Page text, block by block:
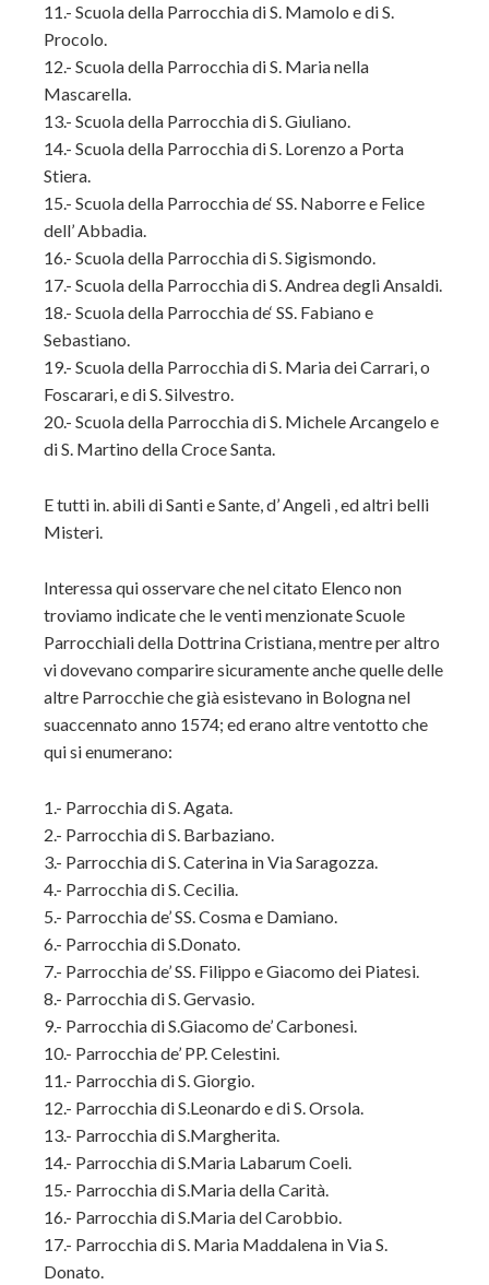
11.- Scuola della Parrocchia di S. Mamolo e di S.
Procolo.
12.- Scuola della Parrocchia di S. Maria nella
Mascarella.
13.- Scuola della Parrocchia di S. Giuliano.
14.- Scuola della Parrocchia di S. Lorenzo a Porta
Stiera.
15.- Scuola della Parrocchia de‘ SS. Naborre e Felice
dell’ Abbadia.
16.- Scuola della Parrocchia di S. Sigismondo.
17.- Scuola della Parrocchia di S. Andrea degli Ansaldi.
18.- Scuola della Parrocchia de‘ SS. Fabiano e
Sebastiano.
19.- Scuola della Parrocchia di S. Maria dei Carrari, o
Foscarari, e di S. Silvestro.
20.- Scuola della Parrocchia di S. Michele Arcangelo e
di S. Martino della Croce Santa.
E tutti in. abili di Santi e Sante, d’ Angeli , ed altri belli
Misteri.
Interessa qui osservare che nel citato Elenco non
troviamo indicate che le venti menzionate Scuole
Parrocchiali della Dottrina Cristiana, mentre per altro
vi dovevano comparire sicuramente anche quelle delle
altre Parrocchie che già esistevano in Bologna nel
suaccennato anno 1574; ed erano altre ventotto che
qui si enumerano:
1.- Parrocchia di S. Agata.
2.- Parrocchia di S. Barbaziano.
3.- Parrocchia di S. Caterina in Via Saragozza.
4.- Parrocchia di S. Cecilia.
5.- Parrocchia de’ SS. Cosma e Damiano.
6.- Parrocchia di S.Donato.
7.- Parrocchia de’ SS. Filippo e Giacomo dei Piatesi.
8.- Parrocchia di S. Gervasio.
9.- Parrocchia di S.Giacomo de’ Carbonesi.
10.- Parrocchia de’ PP. Celestini.
11.- Parrocchia di S. Giorgio.
12.- Parrocchia di S.Leonardo e di S. Orsola.
13.- Parrocchia di S.Margherita.
14.- Parrocchia di S.Maria Labarum Coeli.
15.- Parrocchia di S.Maria della Carità.
16.- Parrocchia di S.Maria del Carobbio.
17.- Parrocchia di S. Maria Maddalena in Via S.
Donato.